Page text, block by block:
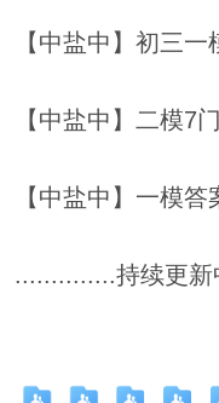
【中盐中】初三
【中盐中】二模7
【中盐中】一模答
..............持续更